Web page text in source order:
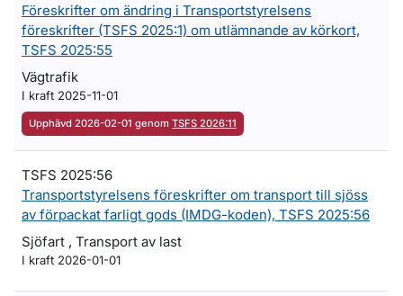
Föreskrifter om ändring i Transportstyrelsens
föreskrifter (TSFS 2025:1) om utlämnande av körkort,
TSFS 2025:55
Vägtrafik
I kraft 2025-11-01
Upphävd 2026-02-01 genom TSFS 2026:11
TSFS 2025:56
Transportstyrelsens föreskrifter om transport till sjöss
av förpackat farligt gods (IMDG-koden), TSFS 2025:56
Sjöfart , Transport av last
I kraft 2026-01-01